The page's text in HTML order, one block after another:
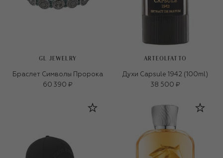
GL JEWELRY
Браслет Символы Пророка
60 390 ₽
ARTEOLFATTO
Духи Capsule 1942 (100ml)
38 500 ₽